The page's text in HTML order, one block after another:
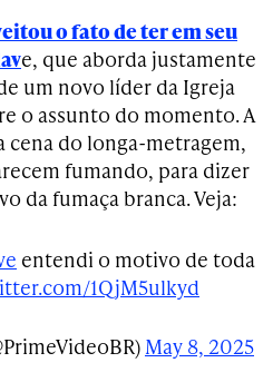
o fato de ter em seu
e, que aborda justamente
um novo líder da Igreja
o assunto do momento. A
do longa-metragem,
fumando, para dizer
da fumaça branca. Veja:
entendi o motivo de toda
1QjM5ulkyd
May 8, 2025